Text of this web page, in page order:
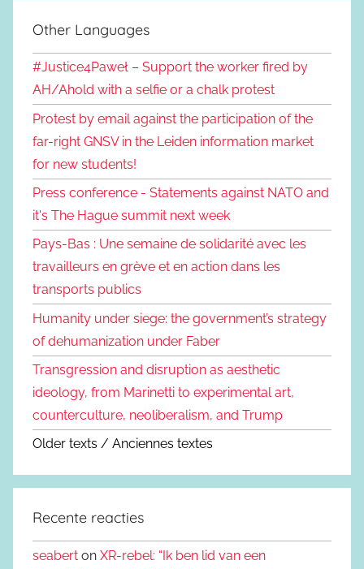
Other Languages
#Justice4Paweł – Support the worker fired by
AH/Ahold with a selfie or a chalk protest
Protest by email against the participation of the
far-right GNSV in the Leiden information market
for new students!
Press conference - Statements against NATO and
it's The Hague summit next week
Pays-Bas : Une semaine de solidarité avec les
travailleurs en grève et en action dans les
transports publics
Humanity under siege: the government’s strategy
of dehumanization under Faber
Transgression and disruption as aesthetic
ideology, from Marinetti to experimental art,
counterculture, neoliberalism, and Trump
Older texts / Anciennes textes
Recente reacties
seabert on XR-rebel: “Ik ben lid van een